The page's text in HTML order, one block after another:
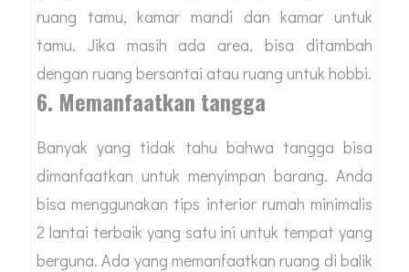
ruang tamu, kamar mandi dan kamar untuk
tamu. Jika masih ada area, bisa ditambah
dengan ruang bersantai atau ruang untuk hobbi.
6. Memanfaatkan tangga
Banyak yang tidak tahu bahwa tangga bisa
dimanfaatkan untuk menyimpan barang. Anda
bisa menggunakan tips interior rumah minimalis
2 lantai terbaik yang satu ini untuk tempat yang
berguna. Ada yang memanfaatkan ruang di balik